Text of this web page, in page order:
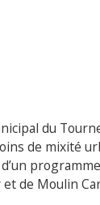
du
de mixité
de Moulin